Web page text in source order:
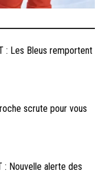
: Les Bleus remportent
scrute pour vous
: Nouvelle alerte des